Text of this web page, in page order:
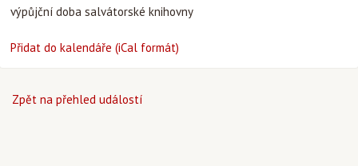
výpůjční doba salvátorské knihovny
Přidat do kalendáře (iCal formát)
Zpět na přehled událostí